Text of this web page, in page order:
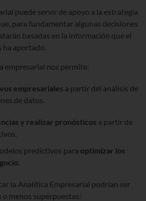
puede servir de apoyo a la estrategia
para fundamentar algunas decisiones
basadas en la información que el
ha aportado.
empresarial nos permite:
empresariales a partir del análisis de
de datos.
y realizar pronósticos a partir de
predictivos para optimizar los
.
la Analítica Empresarial podrían ser
o menos superpuestas: